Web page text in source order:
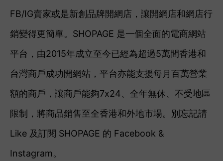
FB/IG賣家或是新創品牌開網店，讓開網店和網店行
銷變得更簡單。SHOPAGE 是一個全面的電商網站
平台，由2015年成立至今已經為超過5萬間香港和
台灣商戶成功開網站，平台亦能支援每月百萬營業
額的商戶，讓商戶能夠7x24、全年無休、不受地區
限制，將商品銷售至全香港和外地市場。別忘記請
Like 及訂閱 SHOPAGE 的 Facebook &
Instagram。